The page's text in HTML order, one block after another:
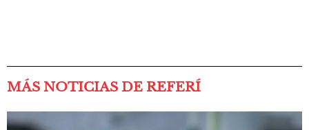
MÁS NOTICIAS DE REFERÍ